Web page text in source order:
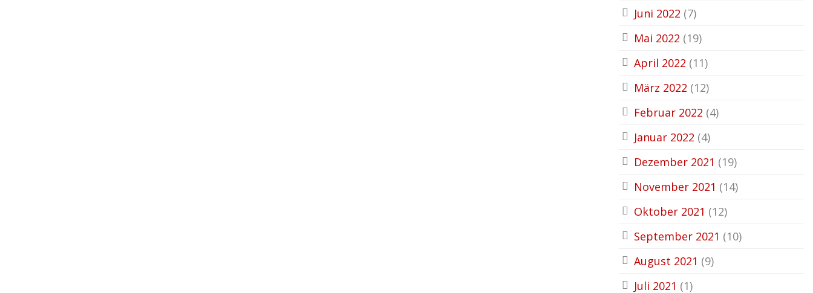
Juni 2022 (7)
Mai 2022 (19)
April 2022 (11)
März 2022 (12)
Februar 2022 (4)
Januar 2022 (4)
Dezember 2021 (19)
November 2021 (14)
Oktober 2021 (12)
September 2021 (10)
August 2021 (9)
Juli 2021 (1)